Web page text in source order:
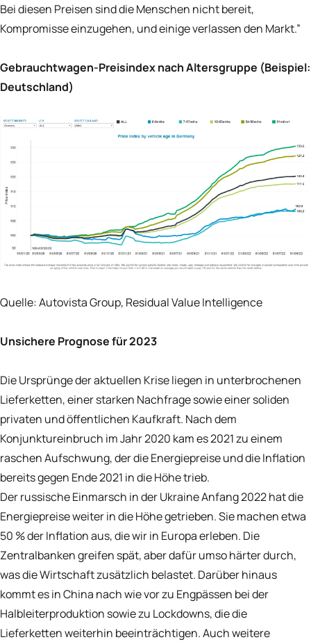
Bei diesen Preisen sind die Menschen nicht bereit,
Kompromisse einzugehen, und einige verlassen den Markt.”
Gebrauchtwagen-Preisindex nach Altersgruppe (Beispiel:
Deutschland)
Quelle:Autovista Group, Residual Value Intelligence
Unsichere Prognose für 2023
Die Ursprünge der aktuellen Krise liegen in unterbrochenen
Lieferketten, einer starken Nachfrage sowie einer soliden
privaten und öffentlichen Kaufkraft. Nach dem
Konjunktureinbruch im Jahr 2020 kam es 2021 zu einem
raschen Aufschwung, der die Energiepreise und die Inflation
bereits gegen Ende 2021 in die Höhe trieb.
Der russische Einmarsch in der Ukraine Anfang 2022 hat die
Energiepreise weiter in die Höhe getrieben. Sie machen etwa
50 % der Inflation aus, die wir in Europa erleben. Die
Zentralbanken greifen spät, aber dafür umso härter durch,
was die Wirtschaft zusätzlich belastet. Darüber hinaus
kommt es in China nach wie vor zu Engpässen bei der
Halbleiterproduktion sowie zu Lockdowns, die die
Lieferketten weiterhin beeinträchtigen. Auch weitere